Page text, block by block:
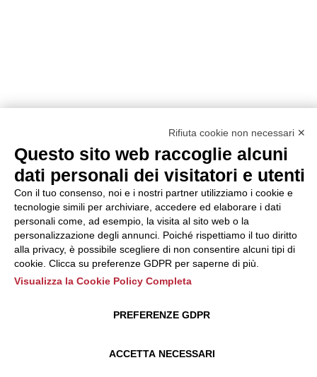
Rifiuta cookie non necessari ✕
Questo sito web raccoglie alcuni
dati personali dei visitatori e utenti
Con il tuo consenso, noi e i nostri partner utilizziamo i cookie e
tecnologie simili per archiviare, accedere ed elaborare i dati
personali come, ad esempio, la visita al sito web o la
personalizzazione degli annunci. Poiché rispettiamo il tuo diritto
alla privacy, è possibile scegliere di non consentire alcuni tipi di
cookie. Clicca su preferenze GDPR per saperne di più.
Visualizza la Cookie Policy Completa
ACCETTA NECESSARI
PREFERENZE GDPR